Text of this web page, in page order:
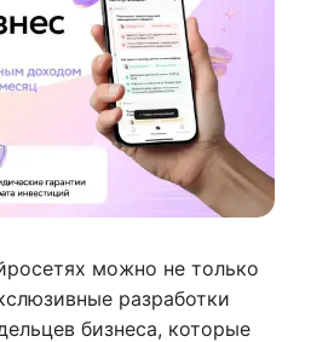
можно не только
разработки
бизнеса, которые